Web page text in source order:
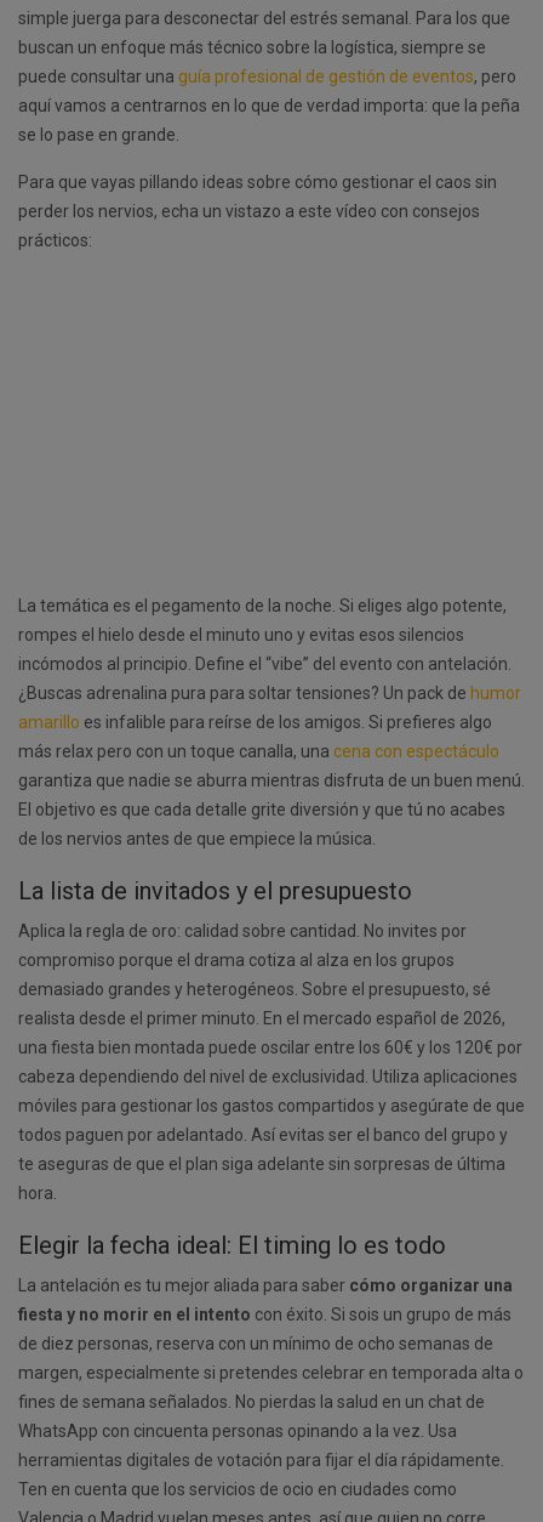
simple juerga para desconectar del estrés semanal. Para los que
buscan un enfoque más técnico sobre la logística, siempre se
puede consultar una guía profesional de gestión de eventos, pero
aquí vamos a centrarnos en lo que de verdad importa: que la peña
se lo pase en grande.
Para que vayas pillando ideas sobre cómo gestionar el caos sin
perder los nervios, echa un vistazo a este vídeo con consejos
prácticos:
La temática es el pegamento de la noche. Si eliges algo potente,
rompes el hielo desde el minuto uno y evitas esos silencios
incómodos al principio. Define el “vibe” del evento con antelación.
¿Buscas adrenalina pura para soltar tensiones? Un pack de humor
amarillo es infalible para reírse de los amigos. Si prefieres algo
más relax pero con un toque canalla, una cena con espectáculo
garantiza que nadie se aburra mientras disfruta de un buen menú.
El objetivo es que cada detalle grite diversión y que tú no acabes
de los nervios antes de que empiece la música.
La lista de invitados y el presupuesto
Aplica la regla de oro: calidad sobre cantidad. No invites por
compromiso porque el drama cotiza al alza en los grupos
demasiado grandes y heterogéneos. Sobre el presupuesto, sé
realista desde el primer minuto. En el mercado español de 2026,
una fiesta bien montada puede oscilar entre los 60€ y los 120€ por
cabeza dependiendo del nivel de exclusividad. Utiliza aplicaciones
móviles para gestionar los gastos compartidos y asegúrate de que
todos paguen por adelantado. Así evitas ser el banco del grupo y
te aseguras de que el plan siga adelante sin sorpresas de última
hora.
Elegir la fecha ideal: El timing lo es todo
La antelación es tu mejor aliada para saber cómo organizar una
fiesta y no morir en el intento con éxito. Si sois un grupo de más
de diez personas, reserva con un mínimo de ocho semanas de
margen, especialmente si pretendes celebrar en temporada alta o
fines de semana señalados. No pierdas la salud en un chat de
WhatsApp con cincuenta personas opinando a la vez. Usa
herramientas digitales de votación para fijar el día rápidamente.
Ten en cuenta que los servicios de ocio en ciudades como